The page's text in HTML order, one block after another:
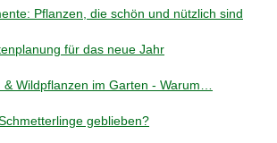
Pflanzen, die schön und nützlich sind
für das neue Jahr
& Wildpflanzen im Garten - Warum…
geblieben?